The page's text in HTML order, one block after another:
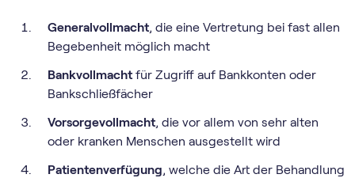
Generalvollmacht, die eine Vertretung bei fast allen
Begebenheit möglich macht
Bankvollmacht für Zugriff auf Bankkonten oder
Bankschließfächer
Vorsorgevollmacht, die vor allem von sehr alten
oder kranken Menschen ausgestellt wird
Patientenverfügung, welche die Art der Behandlung